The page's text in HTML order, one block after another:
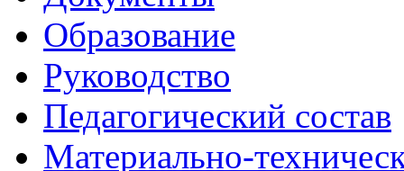
Образование
Руководство
Педагогический состав
Материально-